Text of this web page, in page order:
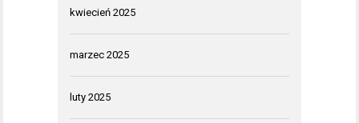
kwiecień 2025
marzec 2025
luty 2025